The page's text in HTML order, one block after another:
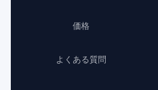
価格
よくある質問